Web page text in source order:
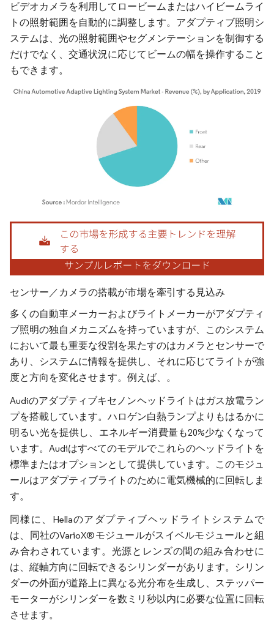
ビデオカメラを利用してロービームまたはハイビームライ
トの照射範囲を自動的に調整します。アダプティブ照明シ
ステムは、光の照射範囲やセグメンテーションを制御する
だけでなく、交通状況に応じてビームの幅を操作すること
もできます。
画像 © Mordor Intelligence。再利用にはCC BY 4.0の表示が必要です。
センサー／カメラの搭載が市場を牽引する見込み
多くの自動車メーカーおよびライトメーカーがアダプティ
ブ照明の独自メカニズムを持っていますが、このシステム
において最も重要な役割を果たすのはカメラとセンサーで
あり、システムに情報を提供し、それに応じてライトが強
度と方向を変化させます。例えば、。
Audiのアダプティブキセノンヘッドライトはガス放電ラン
プを搭載しています。ハロゲン白熱ランプよりもはるかに
明るい光を提供し、エネルギー消費量も20%少なくなって
います。Audiはすべてのモデルでこれらのヘッドライトを
標準またはオプションとして提供しています。このモジュ
ールはアダプティブライトのために電気機械的に回転しま
す。
同様に、Hellaのアダプティブヘッドライトシステムで
は、同社のVarioX®モジュールがスイベルモジュールと組
み合わされています。光源とレンズの間の組み合わせに
は、縦軸方向に回転できるシリンダーがあります。シリン
ダーの外面が道路上に異なる光分布を生成し、ステッパー
モーターがシリンダーを数ミリ秒以内に必要な位置に回転
させます。